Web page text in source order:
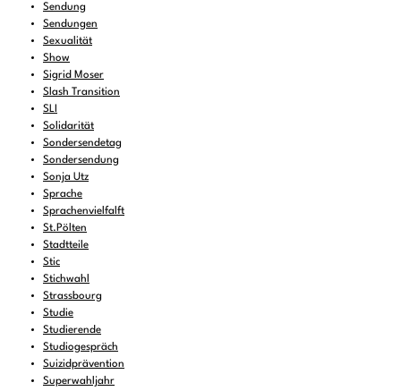
Sendung
Sendungen
Sexualität
Show
Sigrid Moser
Slash Transition
SLI
Solidarität
Sondersendetag
Sondersendung
Sonja Utz
Sprache
Sprachenvielfalft
St.Pölten
Stadtteile
Stic
Stichwahl
Strassbourg
Studie
Studierende
Studiogespräch
Suizidprävention
Superwahljahr